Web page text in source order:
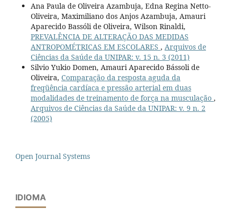
Ana Paula de Oliveira Azambuja, Edna Regina Netto-
Oliveira, Maximiliano dos Anjos Azambuja, Amauri
Aparecido Bassóli de Oliveira, Wilson Rinaldi,
PREVALÊNCIA DE ALTERAÇÃO DAS MEDIDAS
ANTROPOMÉTRICAS EM ESCOLARES , Arquivos de
Ciências da Saúde da UNIPAR: v. 15 n. 3 (2011)
Silvio Yukio Domen, Amauri Aparecido Bássoli de
Oliveira, Comparação da resposta aguda da
freqüência cardíaca e pressão arterial em duas
modalidades de treinamento de força na musculação ,
Arquivos de Ciências da Saúde da UNIPAR: v. 9 n. 2
(2005)
Open Journal Systems
IDIOMA